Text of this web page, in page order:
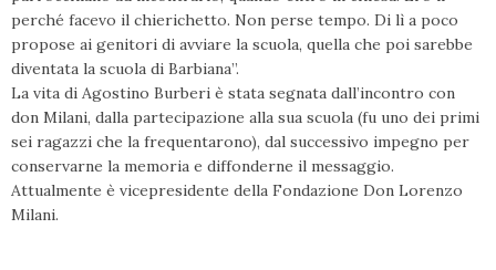
perché facevo il chierichetto. Non perse tempo. Di lì a poco
propose ai genitori di avviare la scuola, quella che poi sarebbe
diventata la scuola di Barbiana”.
La vita di Agostino Burberi è stata segnata dall’incontro con
don Milani, dalla partecipazione alla sua scuola (fu uno dei primi
sei ragazzi che la frequentarono), dal successivo impegno per
conservarne la memoria e diffonderne il messaggio.
Attualmente è vicepresidente della Fondazione Don Lorenzo
Milani.